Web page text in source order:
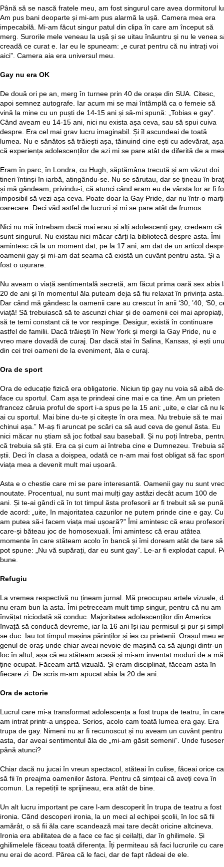
Până să se nască fratele meu, am fost singurul care avea dormitorul
Am pus bani deoparte și mi-am pus alarmă la ușă. Camera mea era
impecabilă. Mi-am făcut singur patul din clipa în care am început să
merg. Surorile mele veneau la ușă și se uitau înăuntru și nu le venea
creadă ce curat e. Iar eu le spuneam: „e curat pentru că nu intrați voi
aici”. Camera aia era universul meu.
Gay nu era OK
De două ori pe an, merg în turnee prin 40 de orașe din SUA. Citesc,
apoi semnez autografe. Iar acum mi se mai întâmplă ca o femeie să
vină la mine cu un puști de 14-15 ani și să-mi spună: „Tobias e gay”.
Când aveam eu 14-15 ani, nici nu exista așa ceva, sau să spui cuiva
despre. Era cel mai grav lucru imaginabil. Și îl ascundeai de toată
lumea. Nu e sănătos să trăiești așa, tăinuind cine ești cu adevărat, așa
că experiența adolescenților de azi mi se pare atât de diferită de a
Eram în parc, în Londra, cu Hugh, săptămâna trecută și am văzut doi
tineri întinși în iarbă, atingându-se. Nu se sărutau, dar se țineau în
și mă gândeam, privindu-i, că atunci când eram eu de vârsta lor ar fi
imposibil să vezi așa ceva. Poate doar la Gay Pride, dar nu într-o marți
oarecare. Deci văd astfel de lucruri și mi se pare atât de frumos.
Nici nu mă întrebam dacă mai erau și alți adolescenți gay, credeam că
sunt singurul. Nu existau nici măcar cărți la bibliotecă despre asta. Îmi
amintesc că la un moment dat, pe la 17 ani, am dat de un articol
oamenii gay și mi-am dat seama că există un cuvânt pentru asta. Și a
fost o ușurare.
Nu aveam o viață sentimentală secretă, am făcut prima oară sex abia
20 de ani și în momentul ăla puteam deja să fiu relaxat în privința asta.
Dar când mă gândesc la oamenii care au crescut în anii ‘30, ’40, ‘50,
viață! Să trebuiască să te ascunzi chiar și de oamenii cei mai apropiați,
să te temi constant că te vor respinge. Desigur, există în continuare
astfel de familii. Dacă trăiești în New York și mergi la Gay Pride, nu e
vreo mare dovadă de curaj. Dar dacă stai în Salina, Kansas, și ești
din cei trei oameni de la eveniment, ăla e curaj.
Ora de sport
Ora de educație fizică era obligatorie. Niciun tip gay nu voia să aibă
face cu sportul. Cam așa te prindeai cine mai e ca tine. Am un prieten
francez căruia proful de sport i-a spus pe la 15 ani: „uite, e clar că nu
ai cu sportul. Mai bine du-te și citește în ora mea. Nu trebuie să te mai
chinui așa.” M-aș fi aruncat pe scări ca să aud ceva de genul ăsta. Eu
nici măcar nu știam să joc fotbal sau baseball. Și nu poți întreba,
că trebuia să știi. Era ca și cum ai întreba cine e Dumnezeu. Trebuia
știi. Deci în clasa a doișpea, odată ce n-am mai fost obligat să fac
viața mea a devenit mult mai ușoară.
Asta e o chestie care mi se pare interesantă. Oamenii gay nu sunt
noutate. Procentual, nu sunt mai mulți gay astăzi decât acum 100 de
ani. Și te-ai gândi că în tot timpul ăsta profesorii ar fi trebuit să se pună
de acord: „uite, în majoritatea cazurilor ne putem prinde cine e gay.
am putea să-i facem viața mai ușoară?” Îmi amintesc că erau profesori
care-și băteau joc de homosexuali. Îmi amintesc că erau atâtea
momente în care stăteam acolo în bancă și îmi doream atât de tare să
pot spune: „Nu vă supărați, dar eu sunt gay”. Le-ar fi explodat capul.
bune.
Refugiu
La vremea respectivă nu țineam jurnal. Mă preocupau artele vizuale,
nu eram bun la asta. Îmi petreceam mult timp singur, pentru că nu am
învățat niciodată să conduc. Majoritatea adolescenților din America
învață să conducă devreme, iar la 16 ani își iau permisul și pur și
se duc. Iau tot timpul mașina părinților și ies cu prietenii. Orașul meu
genul de oraș unde chiar aveai nevoie de mașină ca să ajungi dintr-un
loc în altul, așa că eu stăteam acasă și mi-am inventat moduri de a mă
ține ocupat. Făceam artă vizuală. Și eram disciplinat, făceam asta în
fiecare zi. De scris m-am apucat abia la 20 de ani.
Ora de actorie
Lucrul care mi-a transformat adolescența a fost trupa de teatru, în
am intrat printr-a unșpea. Serios, acolo cam toată lumea era gay. Era
trupa de gay. Nimeni nu ar fi recunoscut și nu aveam un cuvânt pentru
asta, dar aveai sentimentul ăla de „mi-am găsit semenii”. Unde
până atunci?
Chiar dacă nu jucai în vreun spectacol, stăteai în culise, făceai orice ca
să fii în preajma oamenilor ăstora. Pentru că simțeai că aveți ceva în
comun. La repetiții te sprijineau, era atât de bine.
Un alt lucru important pe care l-am descoperit în trupa de teatru a fost
ironia. Când descoperi ironia, la un meci al echipei școlii, în loc să fii
amărât, o să fii ăla care scandează mai tare decât oricine altcineva.
Ironia era abilitatea de a face ce fac și ceilalți, dar în ghilimele. Și
ghilimelele făceau toată diferența. Îți permiteau să faci lucrurile cu care
nu erai de acord. Părea că le faci, dar de fapt râdeai de ele.